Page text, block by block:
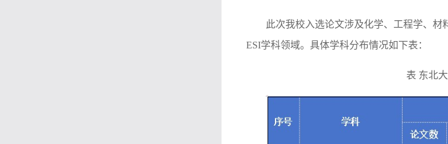
此次我校入选论文涉及化学、工程学、
ESI学科领域。具体学科分布情况如下表：
表 东北